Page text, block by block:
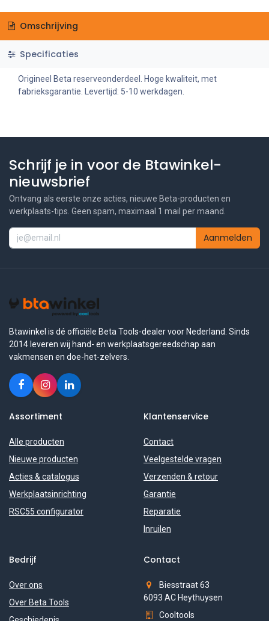
Omschrijving
Specificaties
Origineel Beta reserveonderdeel. Hoge kwaliteit, met
fabrieksgarantie. Levertijd: 5-10 werkdagen.
Schrijf je in voor de Btawinkel-
nieuwsbrief
Ontvang als eerste onze acties, nieuwe Beta-producten en
werkplaats-tips. Geen spam, maximaal 1 mail per maand.
Aanmelden
Btawinkel is dé officiële Beta Tools-dealer voor Nederland. Sinds
2014 leveren wij hand- en werkplaatsgereedschap aan
vakmensen en doe-het-zelvers.
Assortiment
Alle producten
Nieuwe producten
Acties & catalogus
Werkplaatsinrichting
RSC55 configurator
Klantenservice
Contact
Veelgestelde vragen
Verzenden & retour
Garantie
Reparatie
Inruilen
Bedrijf
Over ons
Over Beta Tools
Contact
Biesstraat 63
6093 AC Heythuysen
Cooltools